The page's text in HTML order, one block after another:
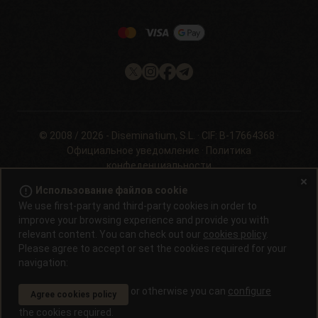
Информация о файлах cookie на
Pol. Industrial Pont del Príncep
Email: info@philosopherseeds.com
© 2008 / 2026 - Diseminatium, S.L.
· CIF: B-17664368 ·
Официальное уведомление · Политика
конфеденциальности
Проращивание семян конопли запрещено законом в большинстве
стран. Узнайте это перед покупкой. В странах, где проращивание
нелегально, семена можно приобрести только в качестве сувениров,
для кормления птиц или в качестве резерва для генетических
коллекций. Продукты, содержащие КБД, не являются лекарствами и
не используются для лечения заболеваний. Всегда консультируйтесь
со своим врачом, прежде чем употреблять его. Покупатель несет
ответственность за обеспечение соблюдения всех применимых
местных законов перед размещением заказа.
error_outline Использование файлов cookie
We use first-party and third-party cookies in order to
improve your browsing experience and provide you with
relevant content. You can check out our cookies policy
Please agree to accept or set the cookies required for your
navigation:
Agree cookies policy or otherwise you can configure
the cookies required.